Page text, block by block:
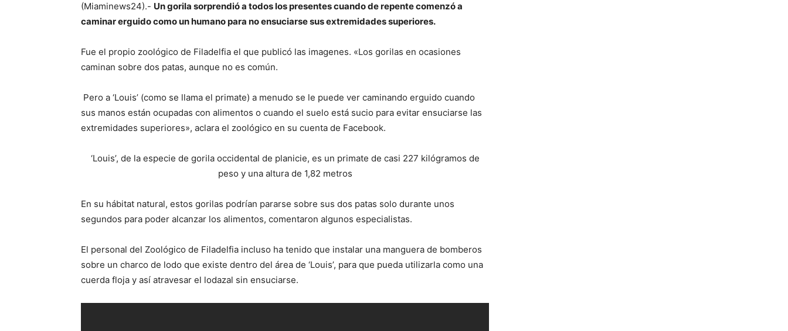
(Miaminews24).- Un gorila sorprendió a todos los presentes cuando de repente comenzó a
caminar erguido como un humano para no ensuciarse sus extremidades superiores.
Fue el propio zoológico de Filadelfia el que publicó las imagenes. «Los gorilas en ocasiones
caminan sobre dos patas, aunque no es común.
Pero a ‘Louis’ (como se llama el primate) a menudo se le puede ver caminando erguido cuando
sus manos están ocupadas con alimentos o cuando el suelo está sucio para evitar ensuciarse las
extremidades superiores», aclara el zoológico en su cuenta de Facebook.
‘Louis’, de la especie de gorila occidental de planicie, es un primate de casi 227 kilógramos de
peso y una altura de 1,82 metros
En su hábitat natural, estos gorilas podrían pararse sobre sus dos patas solo durante unos
segundos para poder alcanzar los alimentos, comentaron algunos especialistas.
El personal del Zoológico de Filadelfia incluso ha tenido que instalar una manguera de bomberos
sobre un charco de lodo que existe dentro del área de ‘Louis’, para que pueda utilizarla como una
cuerda floja y así atravesar el lodazal sin ensuciarse.